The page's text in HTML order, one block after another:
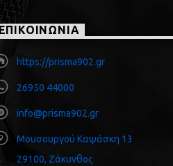
ΕΠΙΚΟΙΝΩΝΙΑ
https://prisma902.gr
26950 44000
info@prisma902.gr
Μουσουργού Καψάσκη 13
29100, Ζάκυνθος